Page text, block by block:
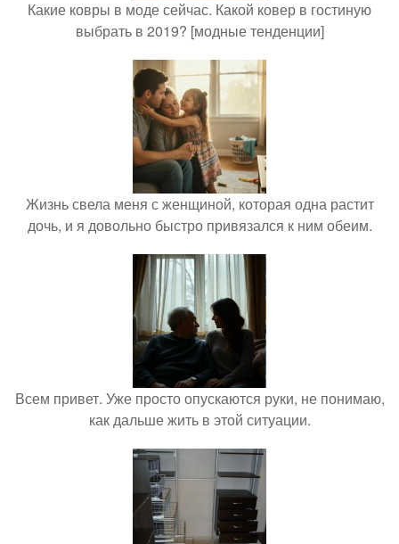
Какие ковры в моде сейчас. Какой ковер в гостиную
выбрать в 2019? [модные тенденции]
Жизнь свела меня с женщиной, которая одна растит
дочь, и я довольно быстро привязался к ним обеим.
Всем привет. Уже просто опускаются руки, не понимаю,
как дальше жить в этой ситуации.